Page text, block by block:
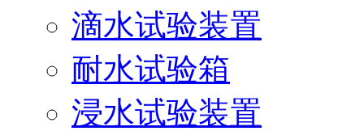
滴水试验装置
耐水试验箱
浸水试验装置